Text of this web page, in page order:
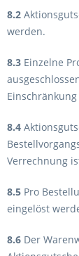
8.2
werden.
8.3 Einzelne
8.4
Verrechnung
8.5 Pro
eingelöst
8.6 Der